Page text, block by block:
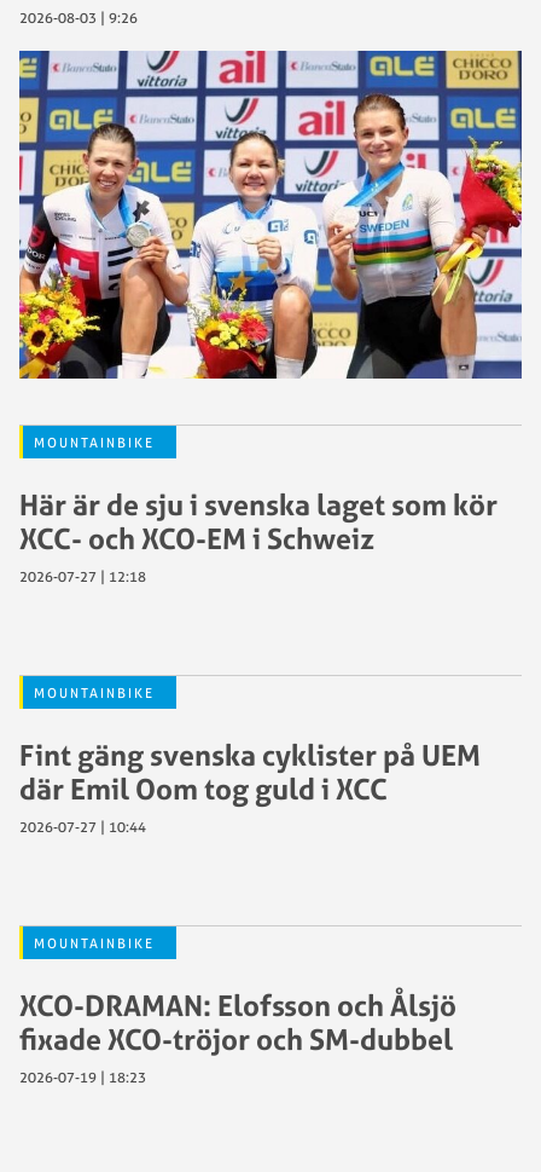
2026-08-03 | 9:26
MOUNTAINBIKE
Här är de sju i svenska laget som kör
XCC- och XCO-EM i Schweiz
2026-07-27 | 12:18
MOUNTAINBIKE
Fint gäng svenska cyklister på UEM
där Emil Oom tog guld i XCC
2026-07-27 | 10:44
MOUNTAINBIKE
XCO-DRAMAN: Elofsson och Ålsjö
fixade XCO-tröjor och SM-dubbel
2026-07-19 | 18:23